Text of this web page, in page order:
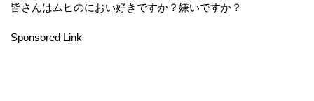
皆さんはムヒのにおい好きですか？嫌いですか？
Sponsored Link